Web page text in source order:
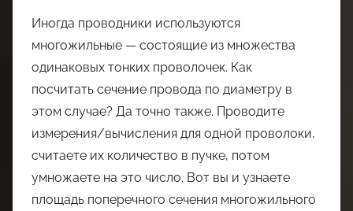
Иногда проводники используются
многожильные — состоящие из множества
одинаковых тонких проволочек. Как
посчитать сечение провода по диаметру в
этом случае? Да точно также. Проводите
измерения/вычисления для одной проволоки,
считаете их количество в пучке, потом
умножаете на это число. Вот вы и узнаете
площадь поперечного сечения многожильного